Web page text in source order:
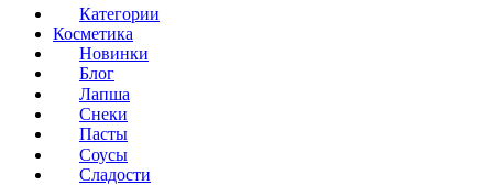
Категории
Косметика
Новинки
Блог
Лапша
Снеки
Пасты
Соусы
Сладости